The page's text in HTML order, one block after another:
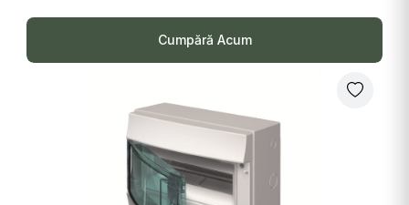
Cumpără Acum